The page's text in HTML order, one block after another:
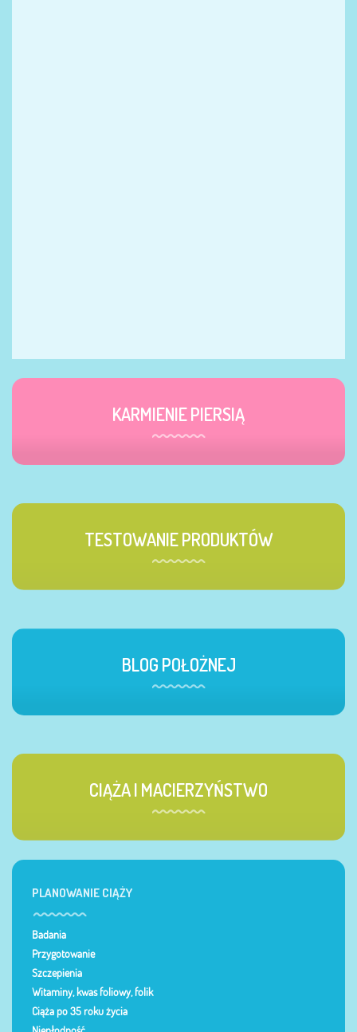
KARMIENIE PIERSIĄ
TESTOWANIE PRODUKTÓW
BLOG POŁOŻNEJ
CIĄŻA I MACIERZYŃSTWO
PLANOWANIE CIĄŻY
Badania
Przygotowanie
Szczepienia
Witaminy, kwas foliowy, folik
Ciąża po 35 roku życia